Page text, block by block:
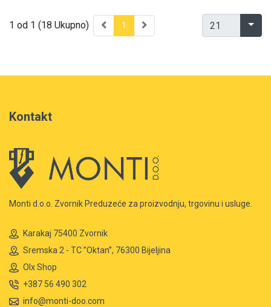
1 od 1 (18 Ukupno) 1
Kontakt
Monti d.o.o. Zvornik Preduzeće za proizvodnju, trgovinu i usluge.
Karakaj 75400 Zvornik
Sremska 2 - TC ”Oktan”, 76300 Bijeljina
Olx Shop
+387 56 490 302
info@monti-doo.com